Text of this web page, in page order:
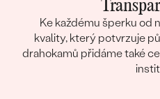
Ke každému šperku od
kvality, který potvrzuje
drahokamů přidáme také